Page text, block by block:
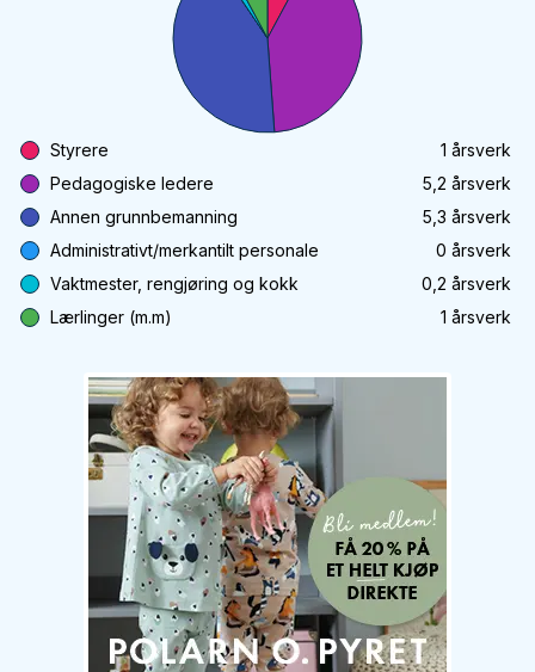
Styrere 1 årsverk
Pedagogiske ledere
5,2 årsverk
Annen grunnbemanning
5,3 årsverk
Administrativt/merkantilt personale
0 årsverk
Vaktmester, rengjøring og kokk
0,2 årsverk
Lærlinger (m.m)
1 årsverk